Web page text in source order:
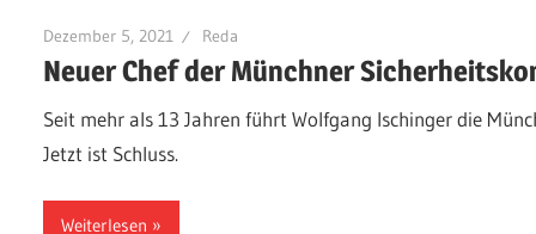
Dezember 5, 2021 Reda
Neuer Chef der Münchner
Seit mehr als 13 Jahren führt Wolfgang Ischinger die
Jetzt ist Schluss.
Weiterlesen